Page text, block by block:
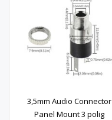
3,5mm Audio Connector
Panel Mount 3 polig